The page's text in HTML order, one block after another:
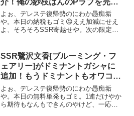
否定した悪夢のバレンタイン
よぉ、デレステ復帰勢のにわか愚痴垢
や。本日の納税もゴミ😡ええ加減にせえ
よ、そろそろSSR寄越せや。次の限定で
まぁええわ。今回はバレンタイン限定
SSR水本ゆかりを紹介して...
SSR鷺沢文香[ブルーミング・フ
ェアリー]がドミナントガシャに
追加！もうドミナントもオワコン
やなこいつブスすぎ
よぉ、デレステ復帰勢のにわか愚痴垢
や。本日の無料単発もゴミ。1連だけやか
ら期待もなんもできんのやけど、一応ド